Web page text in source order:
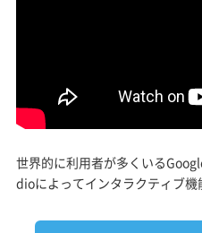
世界的に利用者が多くいる
dioによってインタラクティブ機